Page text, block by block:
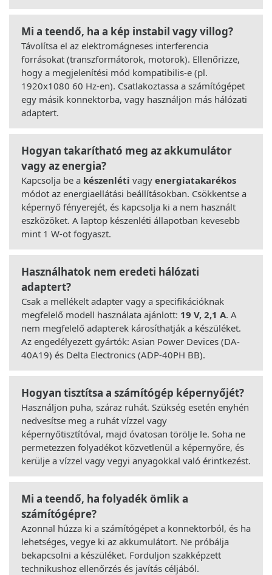
Mi a teendő, ha a kép instabil vagy villog?
Távolítsa el az elektromágneses interferencia
forrásokat (transzformátorok, motorok). Ellenőrizze,
hogy a megjelenítési mód kompatibilis-e (pl.
1920x1080 60 Hz-en). Csatlakoztassa a számítógépet
egy másik konnektorba, vagy használjon más hálózati
adaptert.
Hogyan takarítható meg az akkumulátor
vagy az energia?
Kapcsolja be a készenléti vagy energiatakarékos
módot az energiaellátási beállításokban. Csökkentse a
képernyő fényerejét, és kapcsolja ki a nem használt
eszközöket. A laptop készenléti állapotban kevesebb
mint 1 W-ot fogyaszt.
Használhatok nem eredeti hálózati
adaptert?
Csak a mellékelt adapter vagy a specifikációknak
megfelelő modell használata ajánlott: 19 V, 2,1 A. A
nem megfelelő adapterek károsíthatják a készüléket.
Az engedélyezett gyártók: Asian Power Devices (DA-
40A19) és Delta Electronics (ADP-40PH BB).
Hogyan tisztítsa a számítógép képernyőjét?
Használjon puha, száraz ruhát. Szükség esetén enyhén
nedvesítse meg a ruhát vízzel vagy
képernyőtisztítóval, majd óvatosan törölje le. Soha ne
permetezzen folyadékot közvetlenül a képernyőre, és
kerülje a vízzel vagy vegyi anyagokkal való érintkezést.
Mi a teendő, ha folyadék ömlik a
számítógépre?
Azonnal húzza ki a számítógépet a konnektorból, és ha
lehetséges, vegye ki az akkumulátort. Ne próbálja
bekapcsolni a készüléket. Forduljon szakképzett
technikushoz ellenőrzés és javítás céljából.